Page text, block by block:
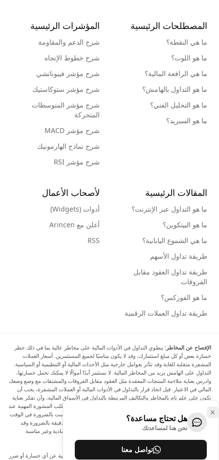
المصطلحات الرئيسية
ما هي النقطة؟
ما هو اللوت؟
ما هي الرافعة المالية؟
ما هو التداول بالهامش؟
ما هو التحليل الفني؟
ما هو السبريد؟
المؤشرات الرئيسية
شرح الدعم والمقاومة
شرح خطوط الإتجاه
شرح مؤشر فيبوناتشي
شرح مؤشر ستوكاستيك
شرح مؤشر المتوسطات
المتحركة
شرح مؤشر MACD
شرح نماذج الهارمونيك
شرح مؤشر RSI
المقالات الرئيسية
ما هو التداول عبر الإنترنت؟
ما هو البيتكوين؟
ما هي الشموع اليابانية؟
طريقة تداول الأسهم
طريقة تداول العقود مقابل
الفروقات
ما هو الفوركس؟
طريقة تداول العملات الرقمية
لأصحاب الأعمال
أدوات (Widgets)
أعلن مع Arincen
RSS
الإفصاح عن المخاطر: ينطوي التداول في الأدوات المالية على مخاطر عالية بما في ذلك خطر
خسارة بعض أو كل مبلغ استثمارك، وقد لا يكون مناسبًا لجميع المستثمرين. أسعار العملات
المشفرة متقلبة للغاية وقد تتأثر بعوامل خارجية مثل الأحداث المالية أو التنظيمية أو السياسية.
التداول على الهامش يزيد من المخاطر المالية. لا تستثمر أبدًا أموالًا لا يمكنك تحمل خسارتها،
وادرس بعناية ملاءمة المنتجات المعقدة مثل العقود مقابل الفروقات والمشتقات مع وضع وضعك
المالي في الاعتبار. قبل اتخاذ قرار بالتداول في الأدوات المالية أو العملات المشفرة، يجب أن
تكون على علم تام بالمخاطر والتكاليف المرتبطة بالتداول في الأسواق المالية، وأن تفكر بعناية
في أهدافك الاستثمارية ومستوى خبرتك ورغبتك في المخاطرة، وأن تطلب المشورة المهنية عند
الحاجة. تود Arincen أن تذكرك بأن البيانات الواردة في هذا الموقع ليست بالضرورة في الوقت
الفعلي وليست دقيقة. البيانات والأسعار الموجودة على الموقع ليست دقيقة بالضرورة وقد
تختلف عن السعر الفعلي في أي سوق معينة، مما يعني أن الأسعار إرشادية وغير مناسبة
لأغراض التداول.
لن يتحمل Arincen وأي مزود للبيانات الواردة في هذا الموقع المسؤولية عن أي خسارة أو ضرر
هل تحتاج مساعدة؟
نحن هنا لمساعدتك
تواصل معنا